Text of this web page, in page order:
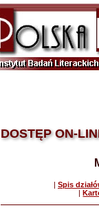
DOSTĘP ON-
| Spis
|